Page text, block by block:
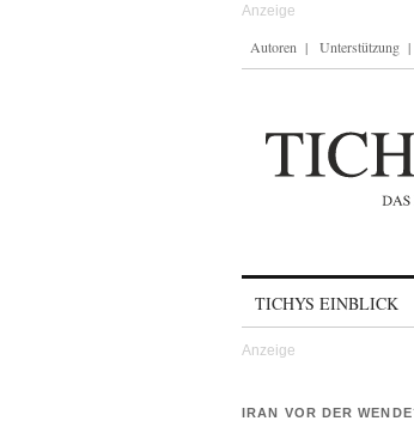
Autoren Unterstützung
TICHYS EINBLICK
IRAN VOR DER